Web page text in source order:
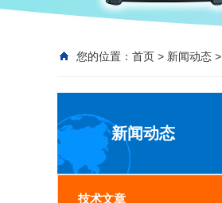
您的位置： 首页 > 新闻动态 >
新闻动态
技术文章